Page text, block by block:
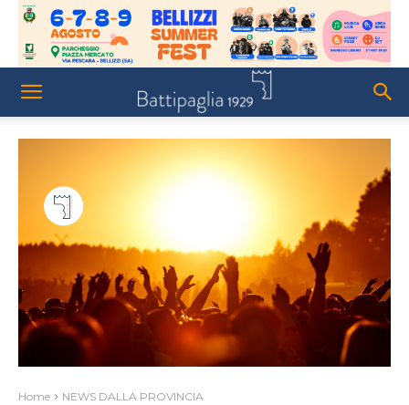
Home NEWS DALLA PROVINCIA